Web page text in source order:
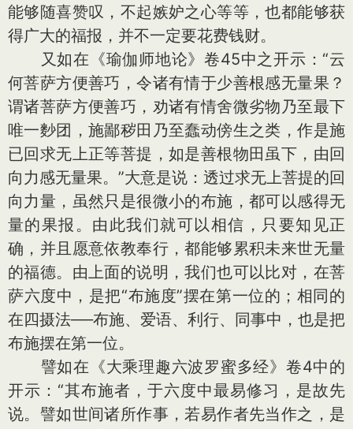
能够随喜赞叹，不起嫉妒之心等等，也都能够获
得广大的福报，并不一定要花费钱财。
又如在《瑜伽师地论》卷45中之开示：“云
何菩萨方便善巧，令诸有情于少善根感无量果？
谓诸菩萨方便善巧，劝诸有情舍微劣物乃至最下
唯一麨团，施鄙秽田乃至蠢动傍生之类，作是施
已回求无上正等菩提，如是善根物田虽下，由回
向力感无量果。”大意是说：透过求无上菩提的回
向力量，虽然只是很微小的布施，都可以感得无
量的果报。由此我们就可以相信，只要知见正
确，并且愿意依教奉行，都能够累积未来世无量
的福德。由上面的说明，我们也可以比对，在菩
萨六度中，是把“布施度”摆在第一位的；相同的
在四摄法──布施、爱语、利行、同事中，也是把
布施摆在第一位。
譬如在《大乘理趣六波罗蜜多经》卷4中的
开示：“其布施者，于六度中最易修习，是故先
说。譬如世间诸所作事，若易作者先当作之，是